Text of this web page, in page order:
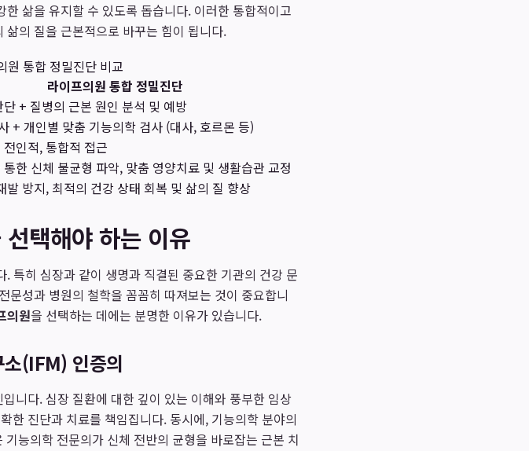
삶을 유지할 수 있도록 돕습니다. 이러한 통합적이고
삶의 질을 근본적으로 바꾸는 힘이 됩니다.
원 통합 정밀진단 비교
라이프의원 통합 정밀진단
단 + 질병의 근본 원인 분석 및 예방
+ 개인별 맞춤 기능의학 검사 (대사, 호르몬 등)
인적, 통합적 접근
한 신체 불균형 파악, 맞춤 영양치료 및 생활습관 교정
발 방지, 최적의 건강 상태 회복 및 삶의 질 향상
택해야 하는 이유
특히 심장과 같이 생명과 직결된 중요한 기관의 건강 문
성과 병원의 철학을 꼼꼼히 따져보는 것이 중요합니
의원을 선택하는 데에는 분명한 이유가 있습니다.
소(IFM) 인증의
니다. 심장 질환에 대한 깊이 있는 이해와 풍부한 임상
한 진단과 치료를 책임집니다. 동시에, 기능의학 분야의
능의학 전문의가 신체 전반의 균형을 바로잡는 근본 치